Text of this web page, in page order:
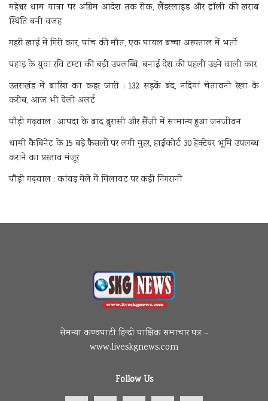
मद्महेश्वर धाम यात्रा पर अग्रिम आदेश तक रोक, लैंडस्लाइड और ट्रॉली की खराब
स्थिति बनी वजह
गहरी खाई में गिरी कार, पांच की मौत, एक घायल बच्चा अस्पताल में भर्ती
पहाड़ के युवा रवि टम्टा की बड़ी उपलब्धि, बनाई देश की पहली उड़ने वाली कार
उत्तराखंड में बारिश का कहर जारी : 132 सड़कें बंद, नदियां चेतावनी रेखा के
करीब, आज भी येलो अलर्ट
पौड़ी गढ़वाल : आपदा के बाद बुरासी और सैंजी में सामान्य हुआ जनजीवन
धामी कैबिनेट के 15 बड़े फैसलों पर लगी मुहर, हाईकोर्ट 30 हेक्टेयर भूमि उपलब्ध
कराने का प्रस्ताव मंजूर
पौड़ी गढ़वाल : कांवड़ मेले में मिलावट पर कड़ी निगरानी
सेमन्या कण्वघाटी हिन्दी पाक्षिक समाचार पत्र –
www.liveskgnews.com
Follow Us